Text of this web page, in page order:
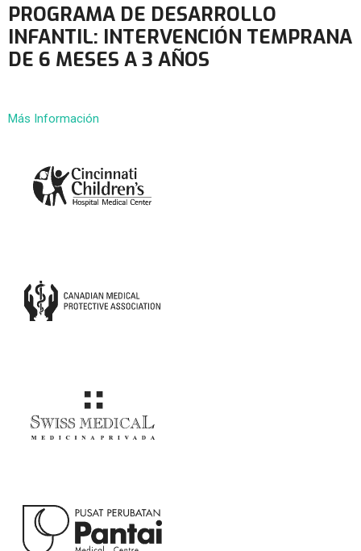
PROGRAMA DE DESARROLLO
INFANTIL: INTERVENCIÓN TEMPRANA
DE 6 MESES A 3 AÑOS
Más Información